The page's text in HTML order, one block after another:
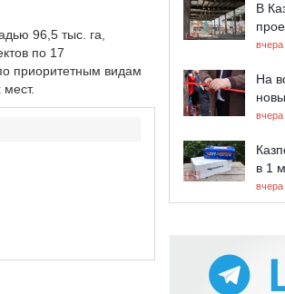
96,5 тыс. га,
по 17
приоритетным видам
В
вчера
На
вчера
в 1
вчера